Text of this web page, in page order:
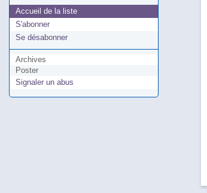
Accueil de la liste
S'abonner
Se désabonner
Archives
Poster
Signaler un abus